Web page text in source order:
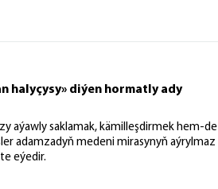
halyçysy» diýen hormatly ady
aýawly saklamak, kämilleşdirmek hem-de
adamzadyň medeni mirasynyň aýrylmaz
eýedir.